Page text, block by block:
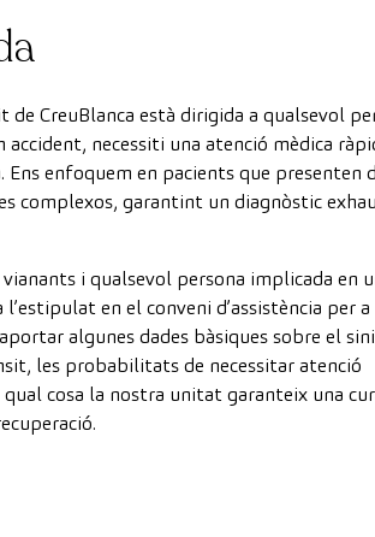
de CreuBlanca està dirigida a qualsevol
accident, necessiti una atenció mèdica
enfoquem en pacients que presenten
complexos, garantint un diagnòstic
i qualsevol persona implicada en
en el conveni d’assistència per
algunes dades bàsiques sobre el
les probabilitats de necessitar atenció
cosa la nostra unitat garanteix una